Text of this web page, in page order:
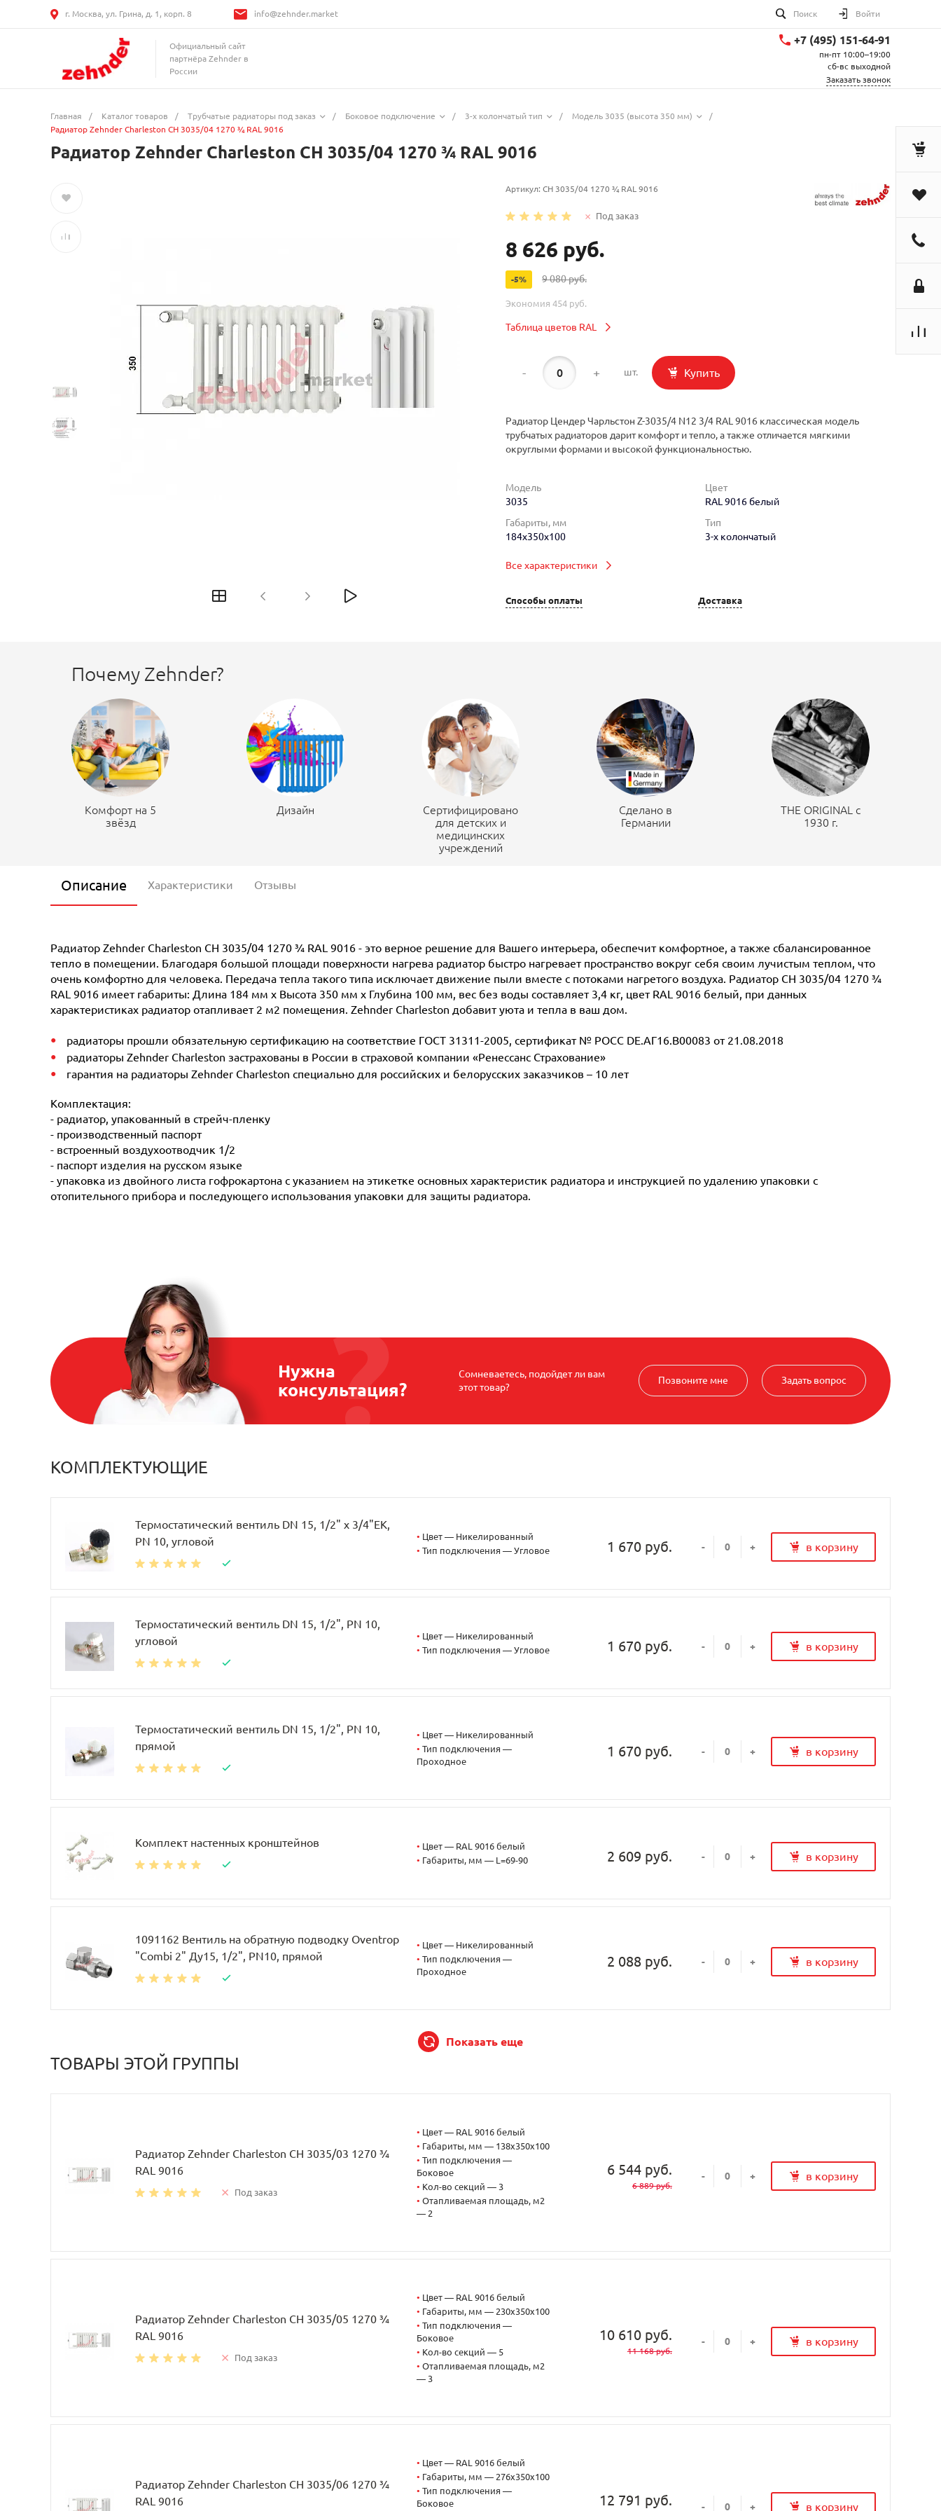
г. Москва, ул. Грина, д. 1, корп. 8 info@zehnder.market Поиск Войти
Официальный сайт
партнёра Zehnder в
России
+7 (495) 151-64-91
пн-пт 10:00–19:00
сб-вс выходной
Заказать звонок
Главная / Каталог товаров / Трубчатые радиаторы под заказ / Боковое подключение / 3-х колончатый тип / Модель 3035 (высота 350 мм)
/
Радиатор Zehnder Charleston CH 3035/04 1270 ¾ RAL 9016
Радиатор Zehnder Charleston CH 3035/04 1270 ¾ RAL 9016
Артикул: CH 3035/04 1270 ¾ RAL 9016
Под заказ
8 626 руб.
-5% 9 080 руб.
Экономия 454 руб.
Таблица цветов RAL
- + шт. Купить
Радиатор Цендер Чарльстон Z-3035/4 N12 3/4 RAL 9016 классическая модель
трубчатых радиаторов дарит комфорт и тепло, а также отличается мягкими
округлыми формами и высокой функциональностью.
Модель
3035
Цвет
RAL 9016 белый
Габариты, мм
184x350x100
Тип
3-х колончатый
Все характеристики
Способы оплаты Доставка
Почему Zehnder?
Комфорт на 5
звёзд
Дизайн
Сертифицировано
для детских и
медицинских
учреждений
Сделано в
Германии
THE ORIGINAL c
1930 г.
Описание Характеристики Отзывы
Радиатор Zehnder Charleston CH 3035/04 1270 ¾ RAL 9016 - это верное решение для Вашего интерьера, обеспечит комфортное, а также сбалансированное
тепло в помещении. Благодаря большой площади поверхности нагрева радиатор быстро нагревает пространство вокруг себя своим лучистым теплом, что
очень комфортно для человека. Передача тепла такого типа исключает движение пыли вместе с потоками нагретого воздуха. Радиатор CH 3035/04 1270 ¾
RAL 9016 имеет габариты: Длина 184 мм х Высота 350 мм х Глубина 100 мм, вес без воды составляет 3,4 кг, цвет RAL 9016 белый, при данных
характеристиках радиатор отапливает 2 м2 помещения. Zehnder Charleston добавит уюта и тепла в ваш дом.
радиаторы прошли обязательную сертификацию на соответствие ГОСТ 31311-2005, сертификат № POCC DE.АГ16.В00083 от 21.08.2018
радиаторы Zehnder Charleston застрахованы в России в страховой компании «Ренессанс Страхование»
гарантия на радиаторы Zehnder Charleston специально для российских и белорусских заказчиков – 10 лет
Комплектация:
- радиатор, упакованный в стрейч-пленку
- производственный паспорт
- встроенный воздухоотводчик 1/2
- паспорт изделия на русском языке
- упаковка из двойного листа гофрокартона с указанием на этикетке основных характеристик радиатора и инструкцией по удалению упаковки с
отопительного прибора и последующего использования упаковки для защиты радиатора.
Нужна
консультация?
Сомневаетесь, подойдет ли вам
этот товар?
Позвоните мне Задать вопрос
КОМПЛЕКТУЮЩИЕ
Термостатический вентиль DN 15, 1/2" х 3/4"EK,
PN 10, угловой
• Цвет — Никелированный
• Тип подключения — Угловое 1 670 руб. - + в корзину
Термостатический вентиль DN 15, 1/2", PN 10,
угловой
• Цвет — Никелированный
• Тип подключения — Угловое 1 670 руб. - + в корзину
Термостатический вентиль DN 15, 1/2", PN 10,
прямой
• Цвет — Никелированный
• Тип подключения —
Проходное
1 670 руб. - + в корзину
Комплект настенных кронштейнов • Цвет — RAL 9016 белый
• Габариты, мм — L=69-90 2 609 руб. - + в корзину
1091162 Вентиль на обратную подводку Oventrop
"Combi 2" Ду15, 1/2", PN10, прямой
• Цвет — Никелированный
• Тип подключения —
Проходное
2 088 руб. - + в корзину
Показать еще
ТОВАРЫ ЭТОЙ ГРУППЫ
Радиатор Zehnder Charleston CH 3035/03 1270 ¾
RAL 9016
Под заказ
• Цвет — RAL 9016 белый
• Габариты, мм — 138x350x100
• Тип подключения —
Боковое
• Кол-во секций — 3
• Отапливаемая площадь, м2
— 2
6 544 руб.
6 889 руб.
- + в корзину
Радиатор Zehnder Charleston CH 3035/05 1270 ¾
RAL 9016
Под заказ
• Цвет — RAL 9016 белый
• Габариты, мм — 230x350x100
• Тип подключения —
Боковое
• Кол-во секций — 5
• Отапливаемая площадь, м2
— 3
10 610 руб.
11 168 руб.
- + в корзину
Радиатор Zehnder Charleston CH 3035/06 1270 ¾
RAL 9016
• Цвет — RAL 9016 белый
• Габариты, мм — 276x350x100
• Тип подключения —
Боковое
12 791 руб. - + в корзину